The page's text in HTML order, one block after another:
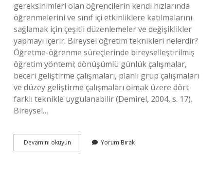
gereksinimleri olan öğrencilerin kendi hızlarında
öğrenmelerini ve sınıf içi etkinliklere katılmalarını
sağlamak için çeşitli düzenlemeler ve değişiklikler
yapmayı içerir. Bireysel öğretim teknikleri nelerdir?
Öğretme-öğrenme süreçlerinde bireyselleştirilmiş
öğretim yöntemi; dönüşümlü günlük çalışmalar,
beceri geliştirme çalışmaları, planlı grup çalışmaları
ve düzey geliştirme çalışmaları olmak üzere dört
farklı teknikle uygulanabilir (Demirel, 2004, s. 17).
Bireysel…
Devamını okuyun Bireyselleştirilmiş
Öğretim
Yorum Bırak